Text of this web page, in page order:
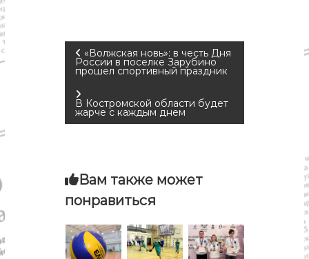
Н
а
в
г
а
ц
«Волжская новь»: в честь Дня
России в поселке Зарубино
прошел спортивный праздник
В Костромской области будет
жарче с каждым днем
Вам также может
понравиться